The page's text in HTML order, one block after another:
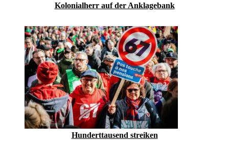
Kolonialherr auf der Anklagebank
Hunderttausend streiken